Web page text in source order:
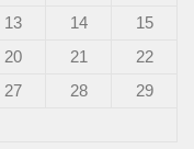
13 14
15
20 21
22
27 28
29